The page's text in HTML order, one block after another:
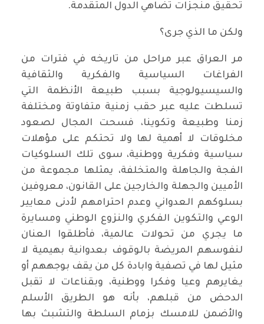
تحقيق منجزات تضاهي الدول المتقدمة.
ولكن ما الذي جرى؟
مر العراق عبر مراحل من تاريخه في فترات من
الفراغات السياسية والفكرية والثقافية
والسيسيولوجية بسبب طبيعة الأنظمة التي
تسلطت عليه عبر حقب زمنية متفاوتة ومختلفة
زمنا وطبيعة وتكوينا، فسحت المجال لصعود
مخلوقات لا أهمية لها ولا تحتكم على مؤهلات
سياسية وفكرية ووطنية، سوى تلك السلوكيات
الفجة والجاهلة والمتخلفة، يمثلها مجموعة من
الأميين والجهلة والخارجين على القانون، معروفين
بسلوكهم العدواني وعدم احترامهم لأدنى معايير
الوعي والتكوين الفكري والنزوع الوطني ومسايرة
ما يجري من تحولات عالمية، فأطلقوا العنان
لنفوسهم المريضة بالوقوف بعدوانية بهيمية لا
مثيل لها في تصفية وابادة كل من يقف بوجههم أو
يغايرهم وعيا وفكرا ووطنية، وبقناعات لا تقبل
الدحض من قبلهم، بأنه هو الطريق الأسلم
والأضمن للامسك بزمام السلطة والتشبث بها